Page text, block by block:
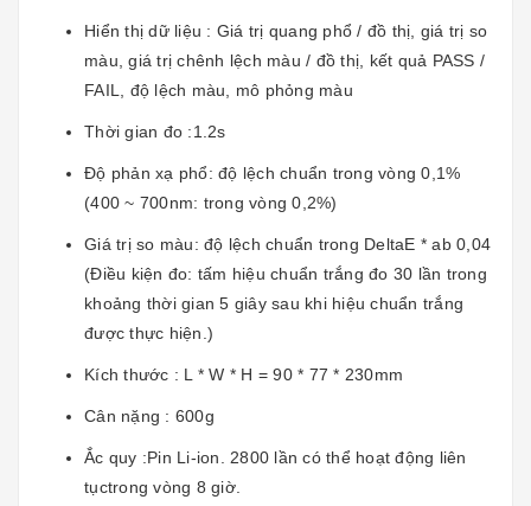
Hiển thị dữ liệu : Giá trị quang phổ / đồ thị, giá trị so
màu, giá trị chênh lệch màu / đồ thị, kết quả PASS /
FAIL, độ lệch màu, mô phỏng màu
Thời gian đo :1.2s
Độ phản xạ phổ: độ lệch chuẩn trong vòng 0,1%
(400 ~ 700nm: trong vòng 0,2%)
Giá trị so màu: độ lệch chuẩn trong DeltaE * ab 0,04
(Điều kiện đo: tấm hiệu chuẩn trắng đo 30 lần trong
khoảng thời gian 5 giây sau khi hiệu chuẩn trắng
được thực hiện.)
Kích thước : L * W * H = 90 * 77 * 230mm
Cân nặng : 600g
Ắc quy :Pin Li-ion. 2800 lần có thể hoạt động liên
tụctrong vòng 8 giờ.